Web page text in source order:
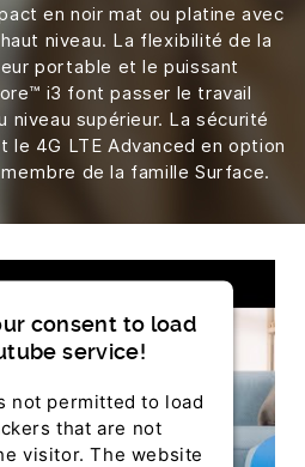
en noir mat ou platine avec
niveau. La flexibilité de la
portable et le puissant
i3 font passer le travail
niveau supérieur. La sécurité
4G LTE Advanced en option
de la famille Surface.
consent to load
service!
not permitted to load
that are not
visitor. The website